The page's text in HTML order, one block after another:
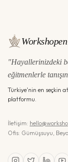
Workshopen
"Hayallerinizdeki
eğitmenlerle
Türkiye'nin en seçkin
platformu.
İletişim:
Ofis: Gümüşsuyu,